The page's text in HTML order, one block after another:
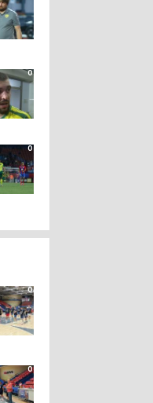
0
0
0
0